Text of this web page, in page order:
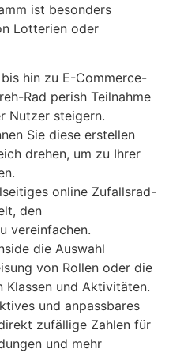
ist besonders
Lotterien oder
hin zu E-Commerce-
Rad perish Teilnahme
Nutzer steigern.
Sie diese erstellen
drehen, um zu Ihrer
online Zufallsrad-
den
vereinfachen.
die Auswahl
von Rollen oder die
Klassen und Aktivitäten.
und anpassbares
zufällige Zahlen für
und mehr